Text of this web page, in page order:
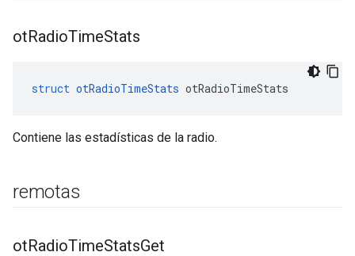
otRadioTimeStats
struct otRadioTimeStats otRadioTimeStats
Contiene las estadísticas de la radio.
remotas
otRadioTimeStatsGet